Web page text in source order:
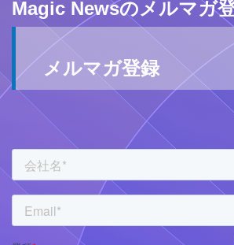
Magic Newsのメルマガ
メルマガ登録